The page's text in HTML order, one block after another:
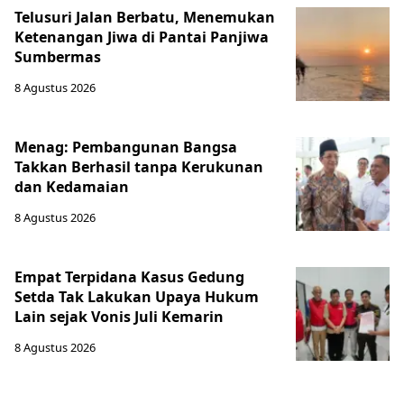
Telusuri Jalan Berbatu, Menemukan
Ketenangan Jiwa di Pantai Panjiwa
Sumbermas
8 Agustus 2026
Menag: Pembangunan Bangsa
Takkan Berhasil tanpa Kerukunan
dan Kedamaian
8 Agustus 2026
Empat Terpidana Kasus Gedung
Setda Tak Lakukan Upaya Hukum
Lain sejak Vonis Juli Kemarin
8 Agustus 2026